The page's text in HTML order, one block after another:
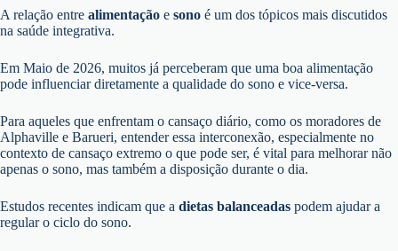
A relação entre alimentação e sono é um dos tópicos mais discutidos
na saúde integrativa.
Em Maio de 2026, muitos já perceberam que uma boa alimentação
pode influenciar diretamente a qualidade do sono e vice-versa.
Para aqueles que enfrentam o cansaço diário, como os moradores de
Alphaville e Barueri, entender essa interconexão, especialmente no
contexto de cansaço extremo o que pode ser, é vital para melhorar não
apenas o sono, mas também a disposição durante o dia.
Estudos recentes indicam que a dietas balanceadas podem ajudar a
regular o ciclo do sono.